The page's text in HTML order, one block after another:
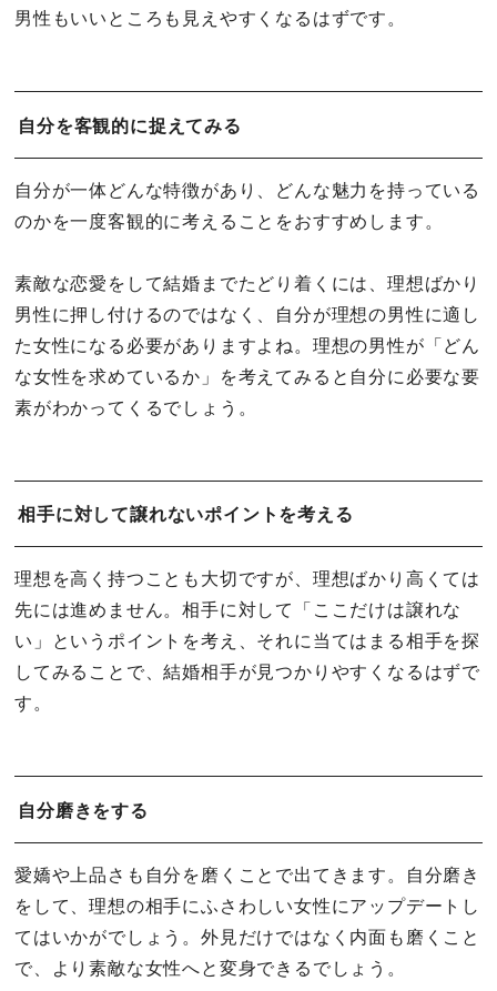
男性もいいところも見えやすくなるはずです。
自分を客観的に捉えてみる
自分が一体どんな特徴があり、どんな魅力を持っている
のかを一度客観的に考えることをおすすめします。
素敵な恋愛をして結婚までたどり着くには、理想ばかり
男性に押し付けるのではなく、自分が理想の男性に適し
た女性になる必要がありますよね。理想の男性が「どん
な女性を求めているか」を考えてみると自分に必要な要
素がわかってくるでしょう。
相手に対して譲れないポイントを考える
理想を高く持つことも大切ですが、理想ばかり高くては
先には進めません。相手に対して「ここだけは譲れな
い」というポイントを考え、それに当てはまる相手を探
してみることで、結婚相手が見つかりやすくなるはずで
す。
自分磨きをする
愛嬌や上品さも自分を磨くことで出てきます。自分磨き
をして、理想の相手にふさわしい女性にアップデートし
てはいかがでしょう。外見だけではなく内面も磨くこと
で、より素敵な女性へと変身できるでしょう。